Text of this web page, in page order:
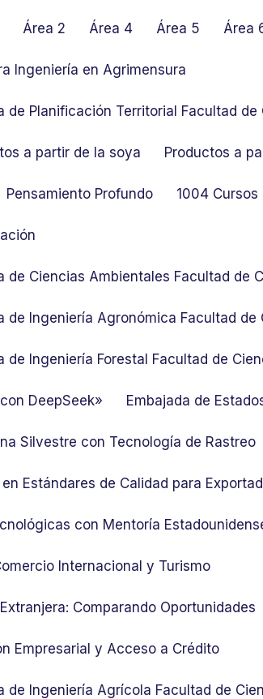
Área 2 Área 4 Área 5 Área
Ingeniería en Agrimensura
Planificación Territorial Facultad de
a partir de la soya Productos a
Pensamiento Profundo 1004 Cursos
Ciencias Ambientales Facultad de
Ingeniería Agronómica Facultad de
Ingeniería Forestal Facultad de
DeepSeek» Embajada de
Silvestre con Tecnología de Rastreo
Estándares de Calidad para
con Mentoría
Internacional y Turismo
Comparando Oportunidades
Empresarial y Acceso a Crédito
Ingeniería Agrícola Facultad de